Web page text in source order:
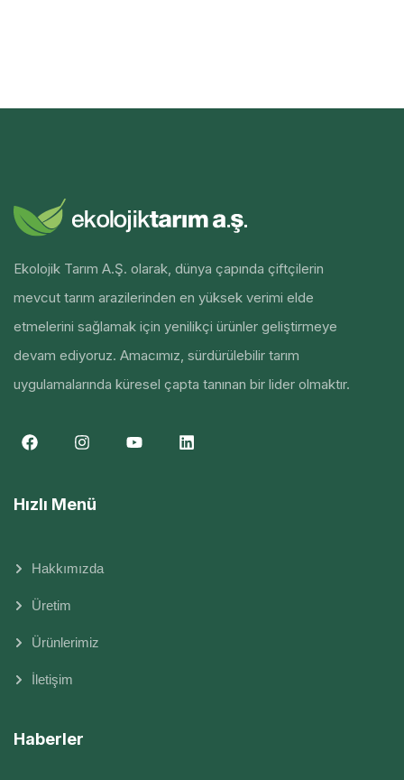
Ekolojik Tarım A.Ş. olarak, dünya çapında çiftçilerin
mevcut tarım arazilerinden en yüksek verimi elde
etmelerini sağlamak için yenilikçi ürünler geliştirmeye
devam ediyoruz. Amacımız, sürdürülebilir tarım
uygulamalarında küresel çapta tanınan bir lider olmaktır.
Hızlı Menü
Hakkımızda
Üretim
Ürünlerimiz
İletişim
Haberler